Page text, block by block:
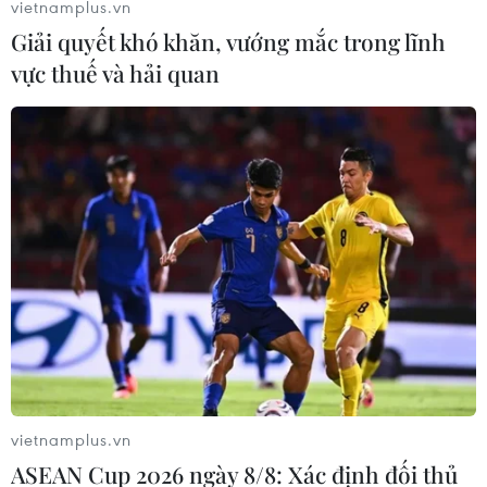
Chứng khoán Âu-Mỹ đi lên bất chấp sức
ép từ các công ty AI
05/06/2026 00:24
Kết thúc phiên giao dịch tại New York, chỉ số công
nghiệp Dow Jones bứt phá mạnh 1,7% lên 51.561,93
điểm trong khi chỉ số tổng hợp S&P 500 nhích 0,4% lên
7.584,31 điểm.
vietnamplus.vn
Giải quyết khó khăn, vướng mắc trong lĩnh
vực thuế và hải quan
vietnamplus.vn
ASEAN Cup 2026 ngày 8/8: Xác định đối thủ